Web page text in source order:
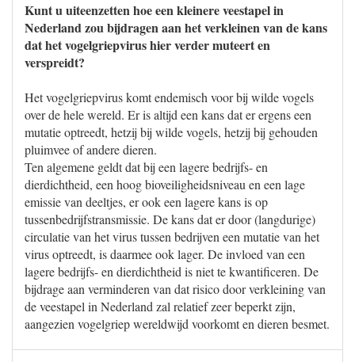
Kunt u uiteenzetten hoe een kleinere veestapel in
Nederland zou bijdragen aan het verkleinen van de kans
dat het vogelgriepvirus hier verder muteert en
verspreidt?
Het vogelgriepvirus komt endemisch voor bij wilde vogels
over de hele wereld. Er is altijd een kans dat er ergens een
mutatie optreedt, hetzij bij wilde vogels, hetzij bij gehouden
pluimvee of andere dieren.
Ten algemene geldt dat bij een lagere bedrijfs- en
dierdichtheid, een hoog bioveiligheidsniveau en een lage
emissie van deeltjes, er ook een lagere kans is op
tussenbedrijfstransmissie. De kans dat er door (langdurige)
circulatie van het virus tussen bedrijven een mutatie van het
virus optreedt, is daarmee ook lager. De invloed van een
lagere bedrijfs- en dierdichtheid is niet te kwantificeren. De
bijdrage aan verminderen van dat risico door verkleining van
de veestapel in Nederland zal relatief zeer beperkt zijn,
aangezien vogelgriep wereldwijd voorkomt en dieren besmet.